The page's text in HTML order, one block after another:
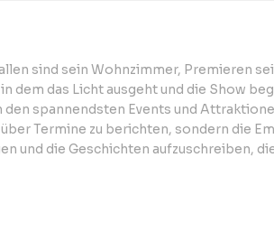
sind sein Wohnzimmer, Premieren
dem das Licht ausgeht und die Show
den spannendsten Events und
Termine zu berichten, sondern die
und die Geschichten aufzuschreiben,